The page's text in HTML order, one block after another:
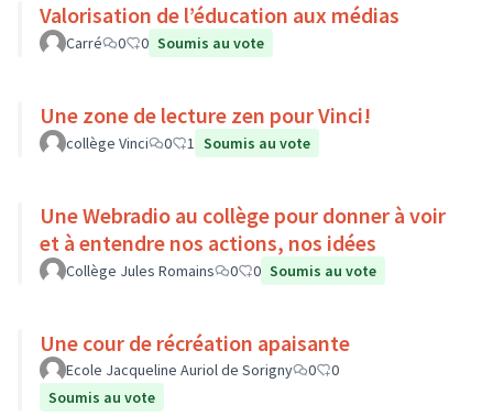
Valorisation de l’éducation aux médias
Carré 0 0 Soumis au vote
Une zone de lecture zen pour Vinci!
collège Vinci 0 1 Soumis au vote
Une Webradio au collège pour donner à voir
et à entendre nos actions, nos idées
Collège Jules Romains 0 0 Soumis au vote
Une cour de récréation apaisante
Ecole Jacqueline Auriol de Sorigny 0
0
Soumis au vote